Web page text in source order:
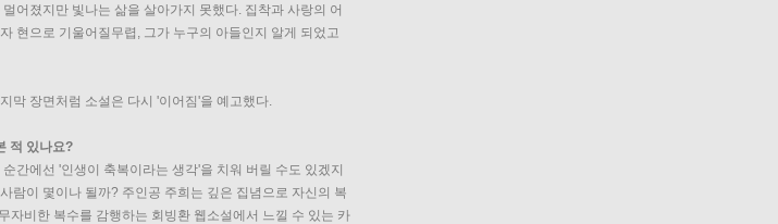
어졌지만 빛나는 삶을 살아가지 못했다. 집착과 사랑의 어
현으로 기울어질무렵, 그가 누구의 아들인지 알게 되었고
막 장면처럼 소설은 다시 '이어짐'을 예고했다.
적 있나요?
간에선 '인생이 축복이라는 생각'을 치워 버릴 수도 있겠지
람이 몇이나 될까? 주인공 주희는 깊은 집념으로 자신의 복
자비한 복수를 감행하는 회빙환 웹소설에서 느낄 수 있는 카